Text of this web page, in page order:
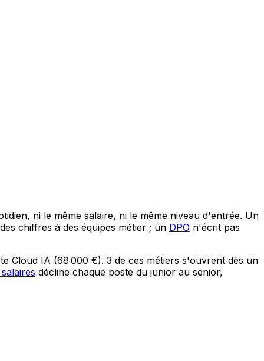
ni le même salaire, ni le même niveau d'entrée. Un
chiffres à des équipes métier ; un DPO n'écrit pas
Cloud IA (68 000 €). 3 de ces métiers s'ouvrent dès un
décline chaque poste du junior au senior,